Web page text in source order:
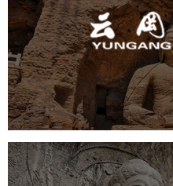
旅游休闲 景区网站建